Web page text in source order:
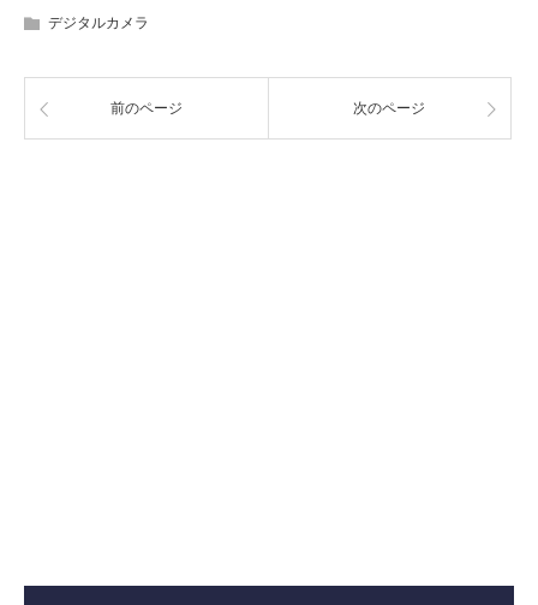
デジタルカメラ
前のページ 次のページ